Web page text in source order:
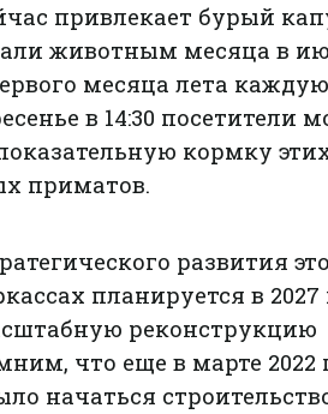
привлекает бурый
животным месяца в
месяца лета каждую
в 14:30 посетители
кормку
приматов.
развития
планируется в 2027
реконструкцию
что еще в марте 2022
начаться